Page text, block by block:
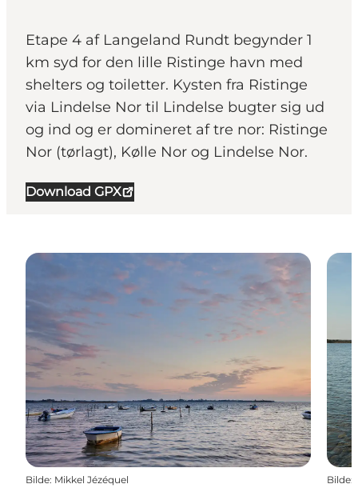
Etape 4 af Langeland Rundt begynder 1
km syd for den lille Ristinge havn med
shelters og toiletter. Kysten fra Ristinge
via Lindelse Nor til Lindelse bugter sig ud
og ind og er domineret af tre nor: Ristinge
Nor (tørlagt), Kølle Nor og Lindelse Nor.
Download GPX
Bilde: Mikkel Jézéquel Bilde: